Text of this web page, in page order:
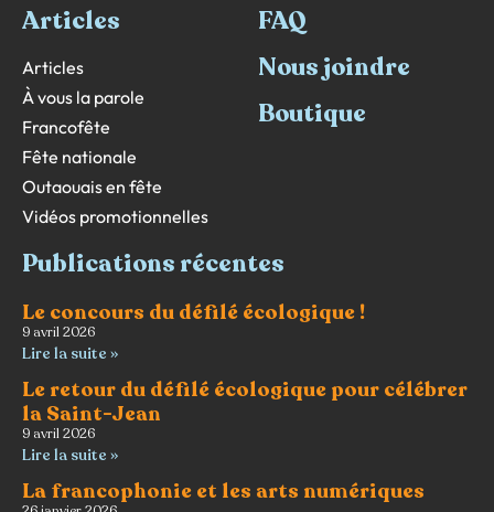
Articles
Articles
À vous la parole
Francofête
Fête nationale
Outaouais en fête
Vidéos promotionnelles
FAQ
Nous joindre
Boutique
Publications récentes
Le concours du défilé écologique !
9 avril 2026
Lire la suite »
Le retour du défilé écologique pour célébrer
la Saint-Jean
9 avril 2026
Lire la suite »
La francophonie et les arts numériques